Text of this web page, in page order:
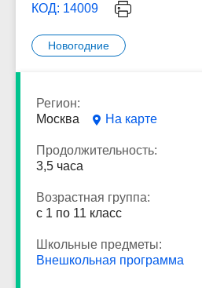
КОД: 14009
Новогодние
Регион:
Москва
На карте
Продолжительность:
3,5 часа
Возрастная группа:
с 1 по 11 класс
Школьные предметы:
Внешкольная программа